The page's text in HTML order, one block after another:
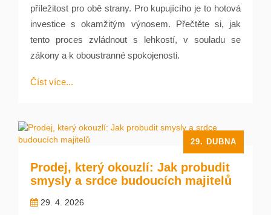
příležitost pro obě strany. Pro kupujícího je to hotová
investice s okamžitým výnosem. Přečtěte si, jak
tento proces zvládnout s lehkostí, v souladu se
zákony a k oboustranné spokojenosti.
Číst více...
29. DUBNA
Prodej, který okouzlí: Jak probudit
smysly a srdce budoucích majitelů
29. 4. 2026